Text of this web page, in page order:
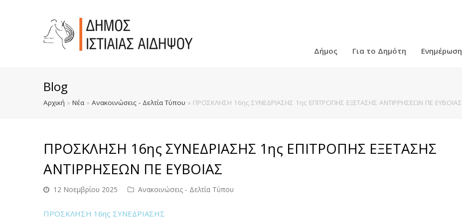
Δήμος Για το Δημότη Ενημέρωση
Blog
Αρχική » Νέα » Ανακοινώσεις - Δελτία Τύπου » ΠΡΟΣΚΛΗΣΗ 16ης ΣΥΝΕΔΡΙΑΣΗΣ 1ης ΕΠΙΤΡΟΠΗΣ ΕΞΕΤΑΣΗΣ ΑΝΤΙΡΡΗΣΕΩΝ ΠΕ ΕΥΒΟΙΑΣ
ΠΡΟΣΚΛΗΣΗ 16ης ΣΥΝΕΔΡΙΑΣΗΣ 1ης ΕΠΙΤΡΟΠΗΣ ΕΞΕΤΑΣΗΣ
ΑΝΤΙΡΡΗΣΕΩΝ ΠΕ ΕΥΒΟΙΑΣ
12 Νοεμβρίου 2025 Ανακοινώσεις - Δελτία Τύπου
ΠΡΟΣΚΛΗΣΗ 16ης ΣΥΝΕΔΡΙΑΣΗΣ